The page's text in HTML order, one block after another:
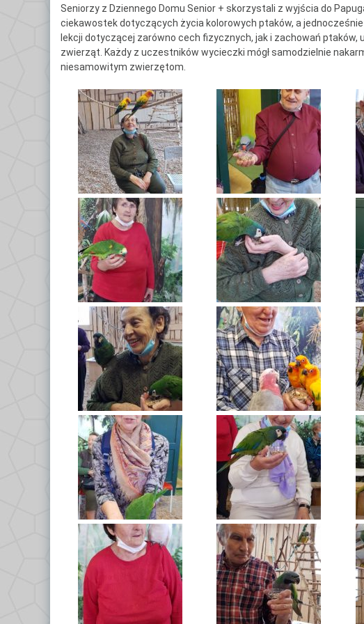
Centrum
Pobytu nr 4
Dom Senior+
Kluby Seniora
Klub Senior+
Klub Seniora
Głusk
Klub Seniora
Bystrzycą
Seniorzy z Dziennego Domu Senior + skorzystali z wyjścia do
ciekawostek dotyczących życia kolorowych ptaków, a
lekcji dotyczącej zarówno cech fizycznych, jak i zachowań
zwierząt. Każdy z uczestników wycieczki mógł samodzielnie
niesamowitym zwierzętom.